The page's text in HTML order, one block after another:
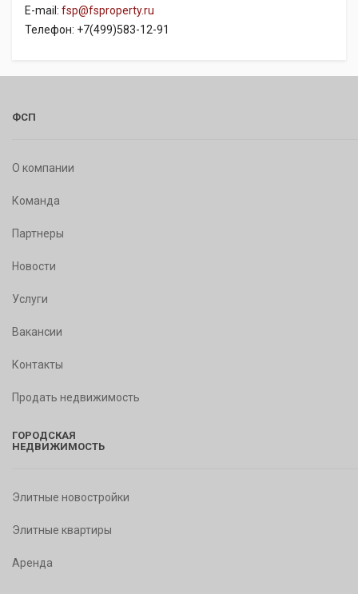
E-mail: fsp@fsproperty.ru
Телефон: +7(499)583-12-91
ФСП
О компании
Команда
Партнеры
Новости
Услуги
Вакансии
Контакты
Продать недвижимость
ГОРОДСКАЯ
НЕДВИЖИМОСТЬ
Элитные новостройки
Элитные квартиры
Аренда